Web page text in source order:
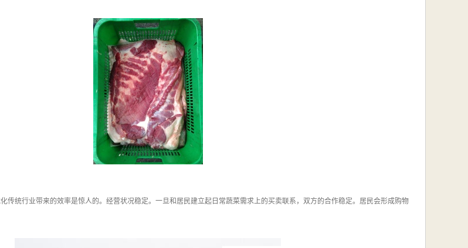
传统行业带来的效率是惊人的。经营状况稳定。一旦和居民建立起日常蔬菜需求上的买卖联系，双方的合作稳定。居民会形成购物